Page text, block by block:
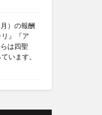
）の報酬
』『ア
は四聖
います。